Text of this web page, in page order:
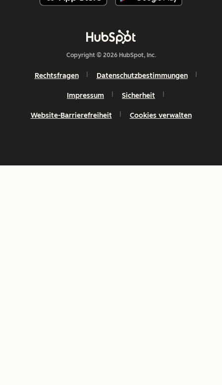
Copyright © 2026 HubSpot, Inc.
Rechtsfragen Datenschutzbestimmungen
Impressum Sicherheit
Website-Barrierefreiheit Cookies verwalten